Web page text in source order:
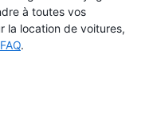
à toutes vos
la location de voitures,
FAQ.